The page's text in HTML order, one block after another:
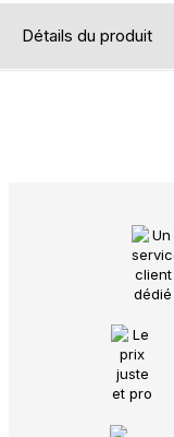
Détails du produit